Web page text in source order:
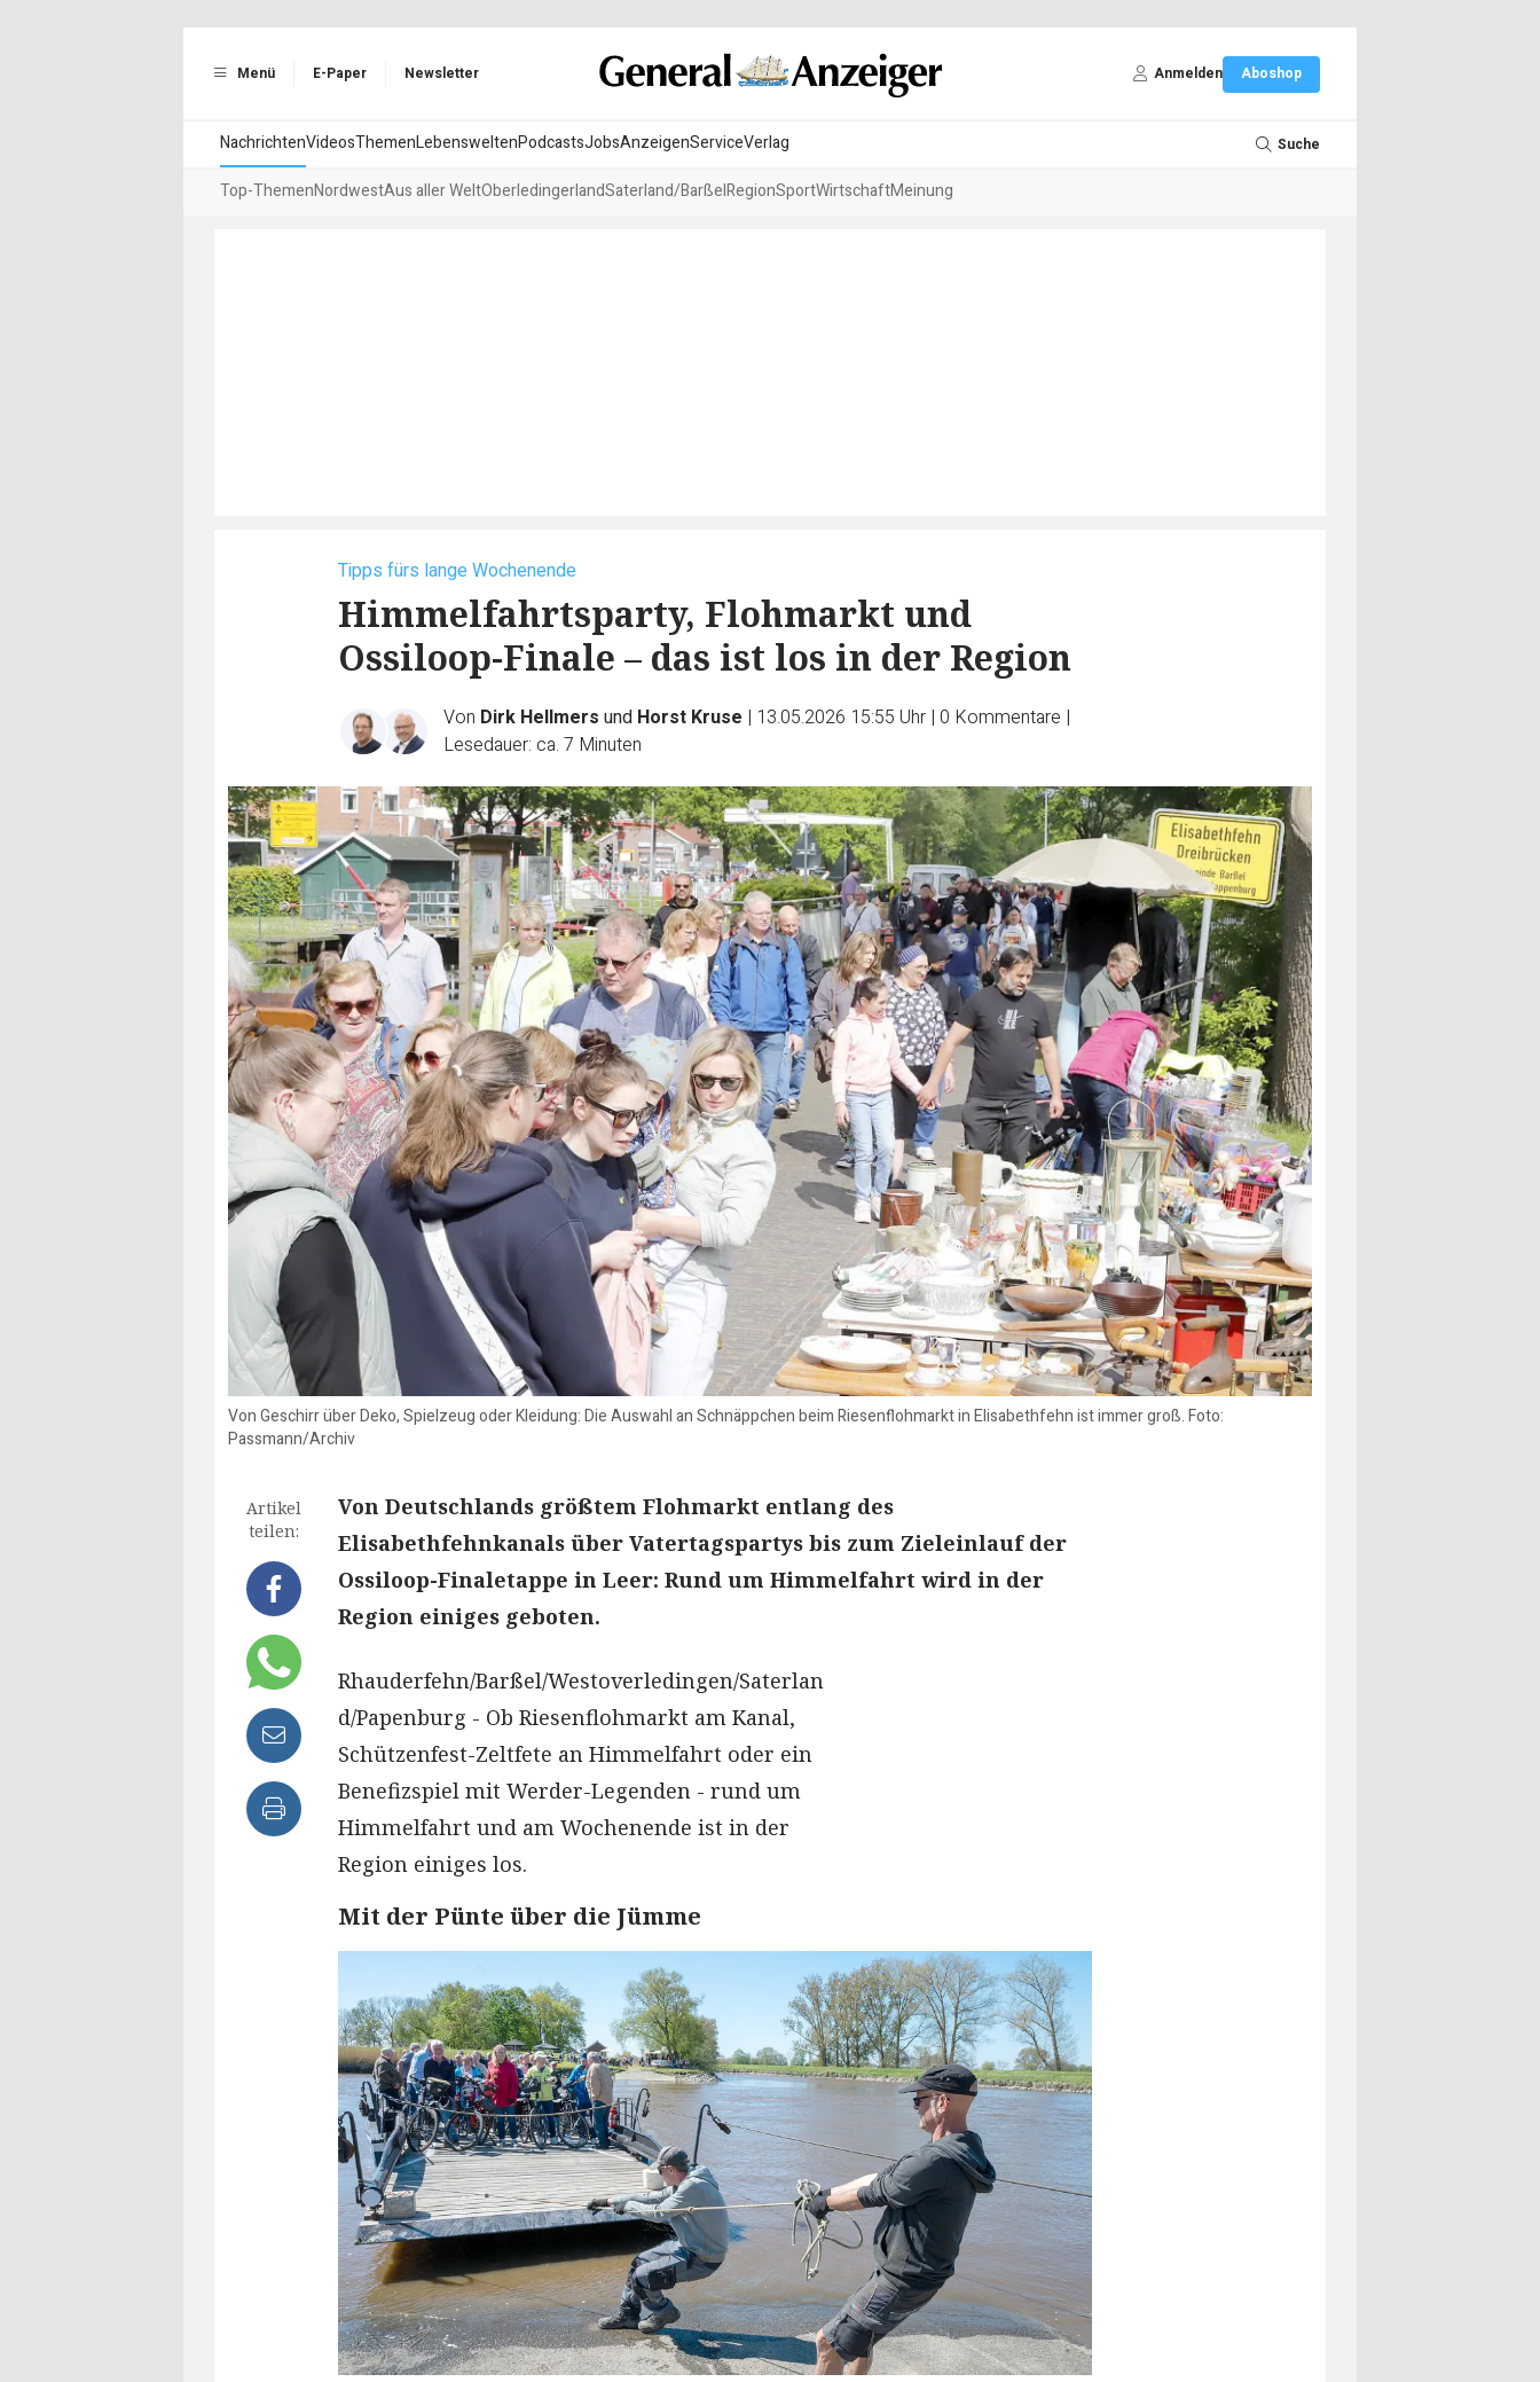
Menü E-Paper Newsletter Anmelden Aboshop
NachrichtenVideosThemenLebensweltenPodcastsJobsAnzeigenServiceVerlag Suche
Top-ThemenNordwestAus aller WeltOberledingerlandSaterland/BarßelRegionSportWirtschaftMeinung
Tipps fürs lange Wochenende
Himmelfahrtsparty, Flohmarkt und
Ossiloop-Finale – das ist los in der Region
Von Dirk Hellmers und Horst Kruse | 13.05.2026 15:55 Uhr | 0 Kommentare |
Lesedauer: ca. 7 Minuten
Von Geschirr über Deko, Spielzeug oder Kleidung: Die Auswahl an Schnäppchen beim Riesenflohmarkt in Elisabethfehn ist immer groß. Foto:
Passmann/Archiv
Artikel
teilen:
Von Deutschlands größtem Flohmarkt entlang des
Elisabethfehnkanals über Vatertagspartys bis zum Zieleinlauf der
Ossiloop-Finaletappe in Leer: Rund um Himmelfahrt wird in der
Region einiges geboten.
Rhauderfehn/Barßel/Westoverledingen/Saterlan
d/Papenburg - Ob Riesenflohmarkt am Kanal,
Schützenfest-Zeltfete an Himmelfahrt oder ein
Benefizspiel mit Werder-Legenden - rund um
Himmelfahrt und am Wochenende ist in der
Region einiges los.
Mit der Pünte über die Jümme